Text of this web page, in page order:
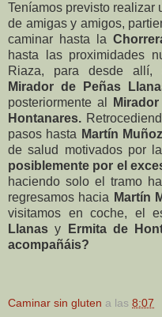
Teníamos previsto realizar
de amigas y amigos,
caminar hasta la
hasta las proximidades
Riaza, para desde allí,
Mirador de Peñas
posteriormente al
Hontanares.
pasos hasta Martín
de salud motivados por la
posiblemente por el
haciendo solo el tramo
regresamos hacia Martín
visitamos en coche, el
Llanas y Ermita de
acompañáis?
Caminar sin gluten a las 8:07